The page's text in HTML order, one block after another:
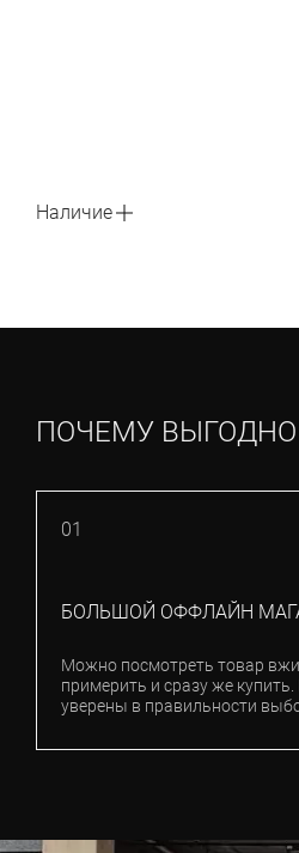
Наличие
ПОЧЕМУ
01
БОЛЬШОЙ ОФФЛАЙН
Можно посмотреть товар
примерить и сразу же
уверены в правильности